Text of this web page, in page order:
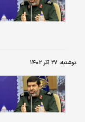
دوشنبه، ۲۷ آذر ۱۴۰۲